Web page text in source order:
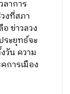
าการ
งที่สภา
ข่าวลวง
ระยุทธ์จะ
วัน ความ
การเมือง